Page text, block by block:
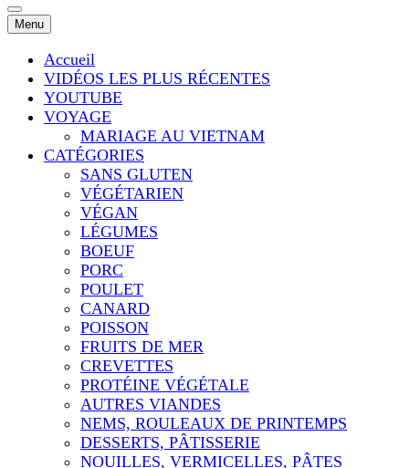
Menu
Accueil
VIDÉOS LES PLUS RÉCENTES
YOUTUBE
VOYAGE
MARIAGE AU VIETNAM
CATÉGORIES
SANS GLUTEN
VÉGÉTARIEN
VÉGAN
LÉGUMES
BOEUF
PORC
POULET
CANARD
POISSON
FRUITS DE MER
CREVETTES
PROTÉINE VÉGÉTALE
AUTRES VIANDES
NEMS, ROULEAUX DE PRINTEMPS
DESSERTS, PÂTISSERIE
NOUILLES, VERMICELLES, PÂTES